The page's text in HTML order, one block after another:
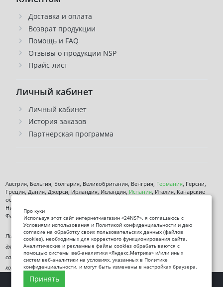
Доставка и оплата
Возврат продукции
Помощь и FAQ
Отзывы о продукции NSP
Прайс-лист
Личный кабинет
Личный кабинет
История заказов
Партнерская программа
Австрия, Бельгия, Болгария, Великобритания, Венгрия, Германия, Герсни,
Греция, Дания, Джерси, Ирландия, Исландия, Испания, Италия, Канарские
острова, Кипр, Латвия, Литва, Лихтенштейн, Люксембург, Мальта, Монако,
Нидерланды, Норвегия,
Фарерские острова, Финляндия,Франция, Хорватия, Швеция,Эстония
Пищевая добавка. Не является лекарственным средством. Не предназначена
для диагностики, лечения или предотвращения заболеваний. Информация на
сайте представлена исключительно в ознакомительных целях и не заменяет
консультацию специалиста.
Про куки
Используя этот сайт интернет-магазин «24NSP», я соглашаюсь с
Условиями использования и Политикой конфиденциальности и даю
согласие на обработку своих пользовательских данных (файлов
cookies), необходимых для корректного функционирования сайта.
Аналитические и рекламные файлы cookies обрабатываются с
помощью системы веб-аналитики «Яндекс.Метрика» и/или иных
систем веб-аналитики на условиях, указанных в Политике
конфиденциальности, и могут быть изменены в настройках браузера.
Принять